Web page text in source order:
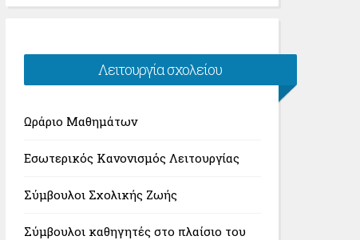
Λειτουργία σχολείου
Ωράριο Μαθημάτων
Εσωτερικός Κανονισμός Λειτουργίας
Σύμβουλοι Σχολικής Ζωής
Σύμβουλοι καθηγητές στο πλαίσιο του